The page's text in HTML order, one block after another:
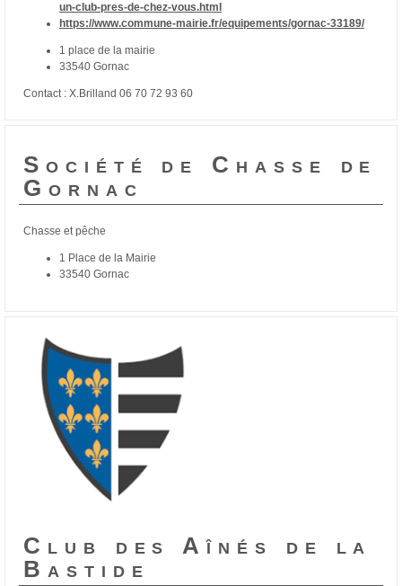
un-club-pres-de-chez-vous.html
https://www.commune-mairie.fr/equipements/gornac-33189/
1 place de la mairie
33540 Gornac
Contact : X.Brilland 06 70 72 93 60
Société de Chasse de
Gornac
Chasse et pêche
1 Place de la Mairie
33540 Gornac
Club des Aînés de la
Bastide